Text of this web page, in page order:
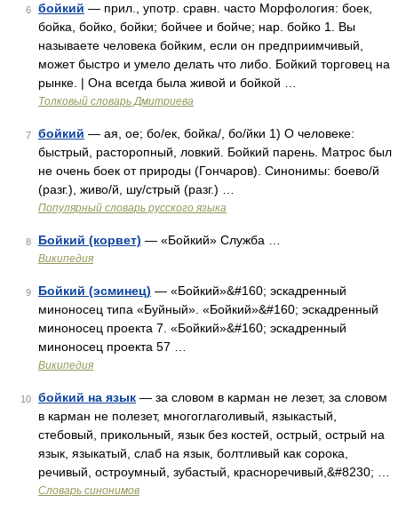
6 бойкий — прил., употр. сравн. часто Морфология: боек,
бойка, бойко, бойки; бойчее и бойче; нар. бойко 1. Вы
называете человека бойким, если он предприимчивый,
может быстро и умело делать что либо. Бойкий торговец на
рынке. | Она всегда была живой и бойкой …
Толковый словарь Дмитриева
7 бойкий — ая, ое; бо/ек, бойка/, бо/йки 1) О человеке:
быстрый, расторопный, ловкий. Бойкий парень. Матрос был
не очень боек от природы (Гончаров). Синонимы: боево/й
(разг.), живо/й, шу/стрый (разг.) …
Популярный словарь русского языка
8 Бойкий (корвет) — «Бойкий» Служба …
Википедия
9 Бойкий (эсминец) — «Бойкий»&#160; эскадренный
миноносец типа «Буйный». «Бойкий»&#160; эскадренный
миноносец проекта 7. «Бойкий»&#160; эскадренный
миноносец проекта 57 …
Википедия
10 бойкий на язык — за словом в карман не лезет, за словом
в карман не полезет, многоглаголивый, языкастый,
стебовый, прикольный, язык без костей, острый, острый на
язык, языкатый, слаб на язык, болтливый как сорока,
речивый, остроумный, зубастый, красноречивый,&#8230; …
Словарь синонимов